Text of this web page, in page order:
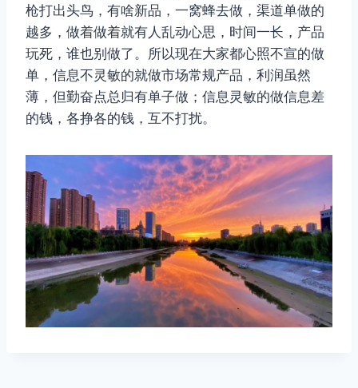
枪打出头鸟，有啥新品，一窝蜂去做，渠道单做的
越多，做着做着就有人乱动心思，时间一长，产品
玩死，谁也别做了。所以现在大家都心照不宣的做
单，信息不灵敏的就做市场常规产品，利润虽然
薄，但勤奋点总归有单子做；信息灵敏的做信息差
的钱，各挣各的钱，互不打扰。